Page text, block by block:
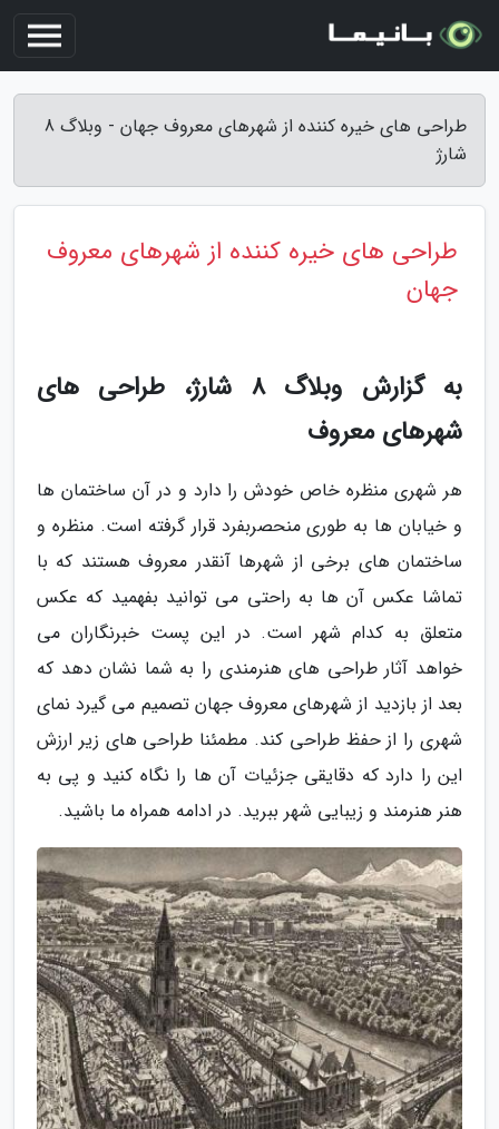
طراحی های خیره کننده از شهرهای معروف جهان - وبلاگ 8
شارژ
طراحی های خیره کننده از شهرهای معروف
جهان
به گزارش وبلاگ 8 شارژ، طراحی های
شهرهای معروف
هر شهری منظره خاص خودش را دارد و در آن ساختمان ها
و خیابان ها به طوری منحصربفرد قرار گرفته است. منظره و
ساختمان های برخی از شهرها آنقدر معروف هستند که با
تماشا عکس آن ها به راحتی می توانید بفهمید که عکس
متعلق به کدام شهر است. در این پست خبرنگاران می
خواهد آثار طراحی های هنرمندی را به شما نشان دهد که
بعد از بازدید از شهرهای معروف جهان تصمیم می گیرد نمای
شهری را از حفظ طراحی کند. مطمئنا طراحی های زیر ارزش
این را دارد که دقایقی جزئیات آن ها را نگاه کنید و پی به
هنر هنرمند و زیبایی شهر ببرید. در ادامه همراه ما باشید.